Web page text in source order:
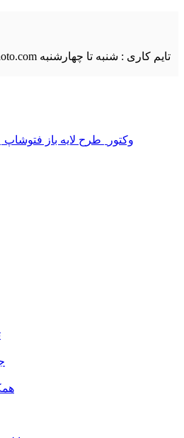
تایم کاری : شنبه تا چهارشنبه
وکتور طرح لایه باز فتوشاپ